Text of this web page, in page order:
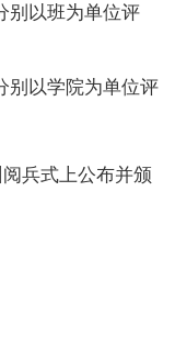
以班为单位评
以学院为单位评
兵式上公布并颁